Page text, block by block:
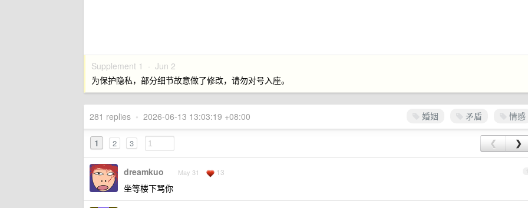
Supplement 1 · Jun 2
为保护隐私，部分细节故意做了修改，请勿对号入座。
婚姻 矛盾 情感
281 replies • 2026-06-13 13:03:19 +08:00
1 2 3 ❮ ❯
1
dreamkuo May 31 13
坐等楼下骂你